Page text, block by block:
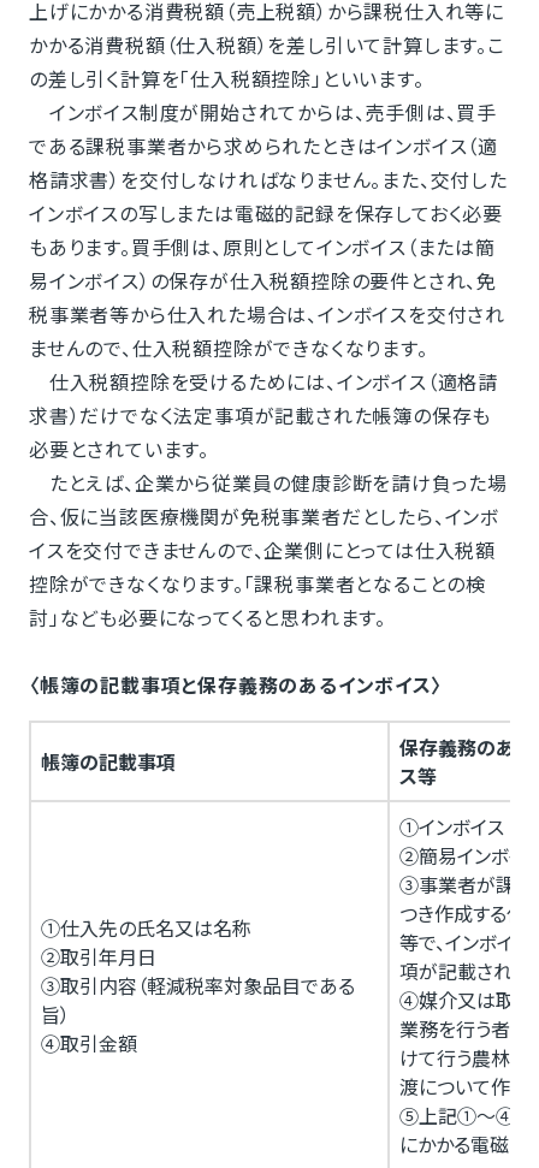
上げにかかる消費税額（売上税額）から課税仕入れ等に
かかる消費税額（仕入税額）を差し引いて計算します。こ
の差し引く計算を「仕入税額控除」といいます。
インボイス制度が開始されてからは、売手側は、買手
である課税事業者から求められたときはインボイス（適
格請求書）を交付しなければなりません。また、交付した
インボイスの写しまたは電磁的記録を保存しておく必要
もあります。買手側は、原則としてインボイス（または簡
易インボイス）の保存が仕入税額控除の要件とされ、免
税事業者等から仕入れた場合は、インボイスを交付され
ませんので、仕入税額控除ができなくなります。
仕入税額控除を受けるためには、インボイス（適格請
求書）だけでなく法定事項が記載された帳簿の保存も
必要とされています。
たとえば、企業から従業員の健康診断を請け負った場
合、仮に当該医療機関が免税事業者だとしたら、インボ
イスを交付できませんので、企業側にとっては仕入税額
控除ができなくなります。「課税事業者となることの検
討」なども必要になってくると思われます。
〈帳簿の記載事項と保存義務のあるインボイス〉
帳簿の記載事項
保存義務のある
ス等
①仕入先の氏名又は名称
②取引年月日
③取引内容（軽減税率対象品目である
旨）
④取引金額
①インボイス
②簡易インボイ
③事業者が課税
つき作成する仕
等で、インボイ
項が記載されて
④媒介又は取次
業務を行う者が
けて行う農林水
渡について作成
⑤上記①～④の
にかかる電磁的